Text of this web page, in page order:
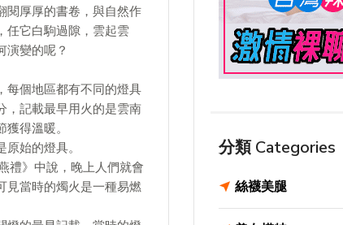
閱厚厚的書卷，與自然作
任它白駒過隙，雲起雲
演變的呢？
每個地區都有不同的燈具
，記載最早用火的是雲南
得溫暖。
始的燈具。
禮》中說，晚上人們就會
見當時的燭火是一種易燃
分類 Categories
絲襪美腿